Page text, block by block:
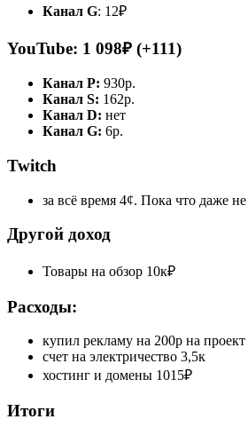
Канал G: 12₽
YouTube: 1 098₽ (+111)
Канал P: 930р.
Канал S: 162р.
Канал D: нет
Канал G: 6р.
Twitch
за всё время 4¢. Пока что даже
Другой доход
Товары на обзор 10к₽
Расходы:
купил рекламу на 200р на
счет на электричество 3,5к
хостинг и домены 1015₽
Итоги